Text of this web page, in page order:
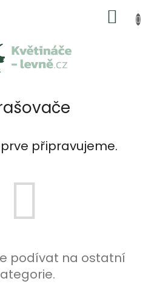
KOŠÍK
připravujeme.
podívat na ostatní